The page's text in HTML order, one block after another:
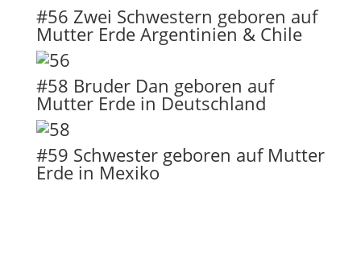
#56 Zwei Schwestern geboren auf
Mutter Erde Argentinien & Chile
#58 Bruder Dan geboren auf
Mutter Erde in Deutschland
#59 Schwester geboren auf Mutter
Erde in Mexiko